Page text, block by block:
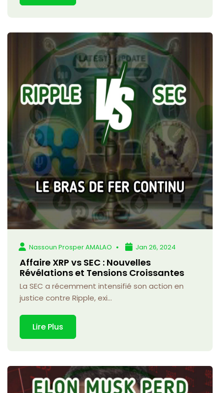
Nassoun Prosper AMALAO Jan 26, 2024
Affaire XRP vs SEC : Nouvelles
Révélations et Tensions Croissantes
La SEC a récemment intensifié son action en
justice contre Ripple, exi...
Lire Plus